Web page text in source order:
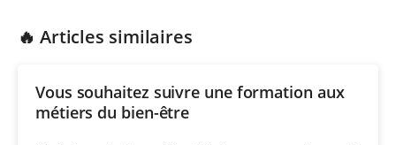
🔥 Articles similaires
Vous souhaitez suivre une formation aux
métiers du bien-être